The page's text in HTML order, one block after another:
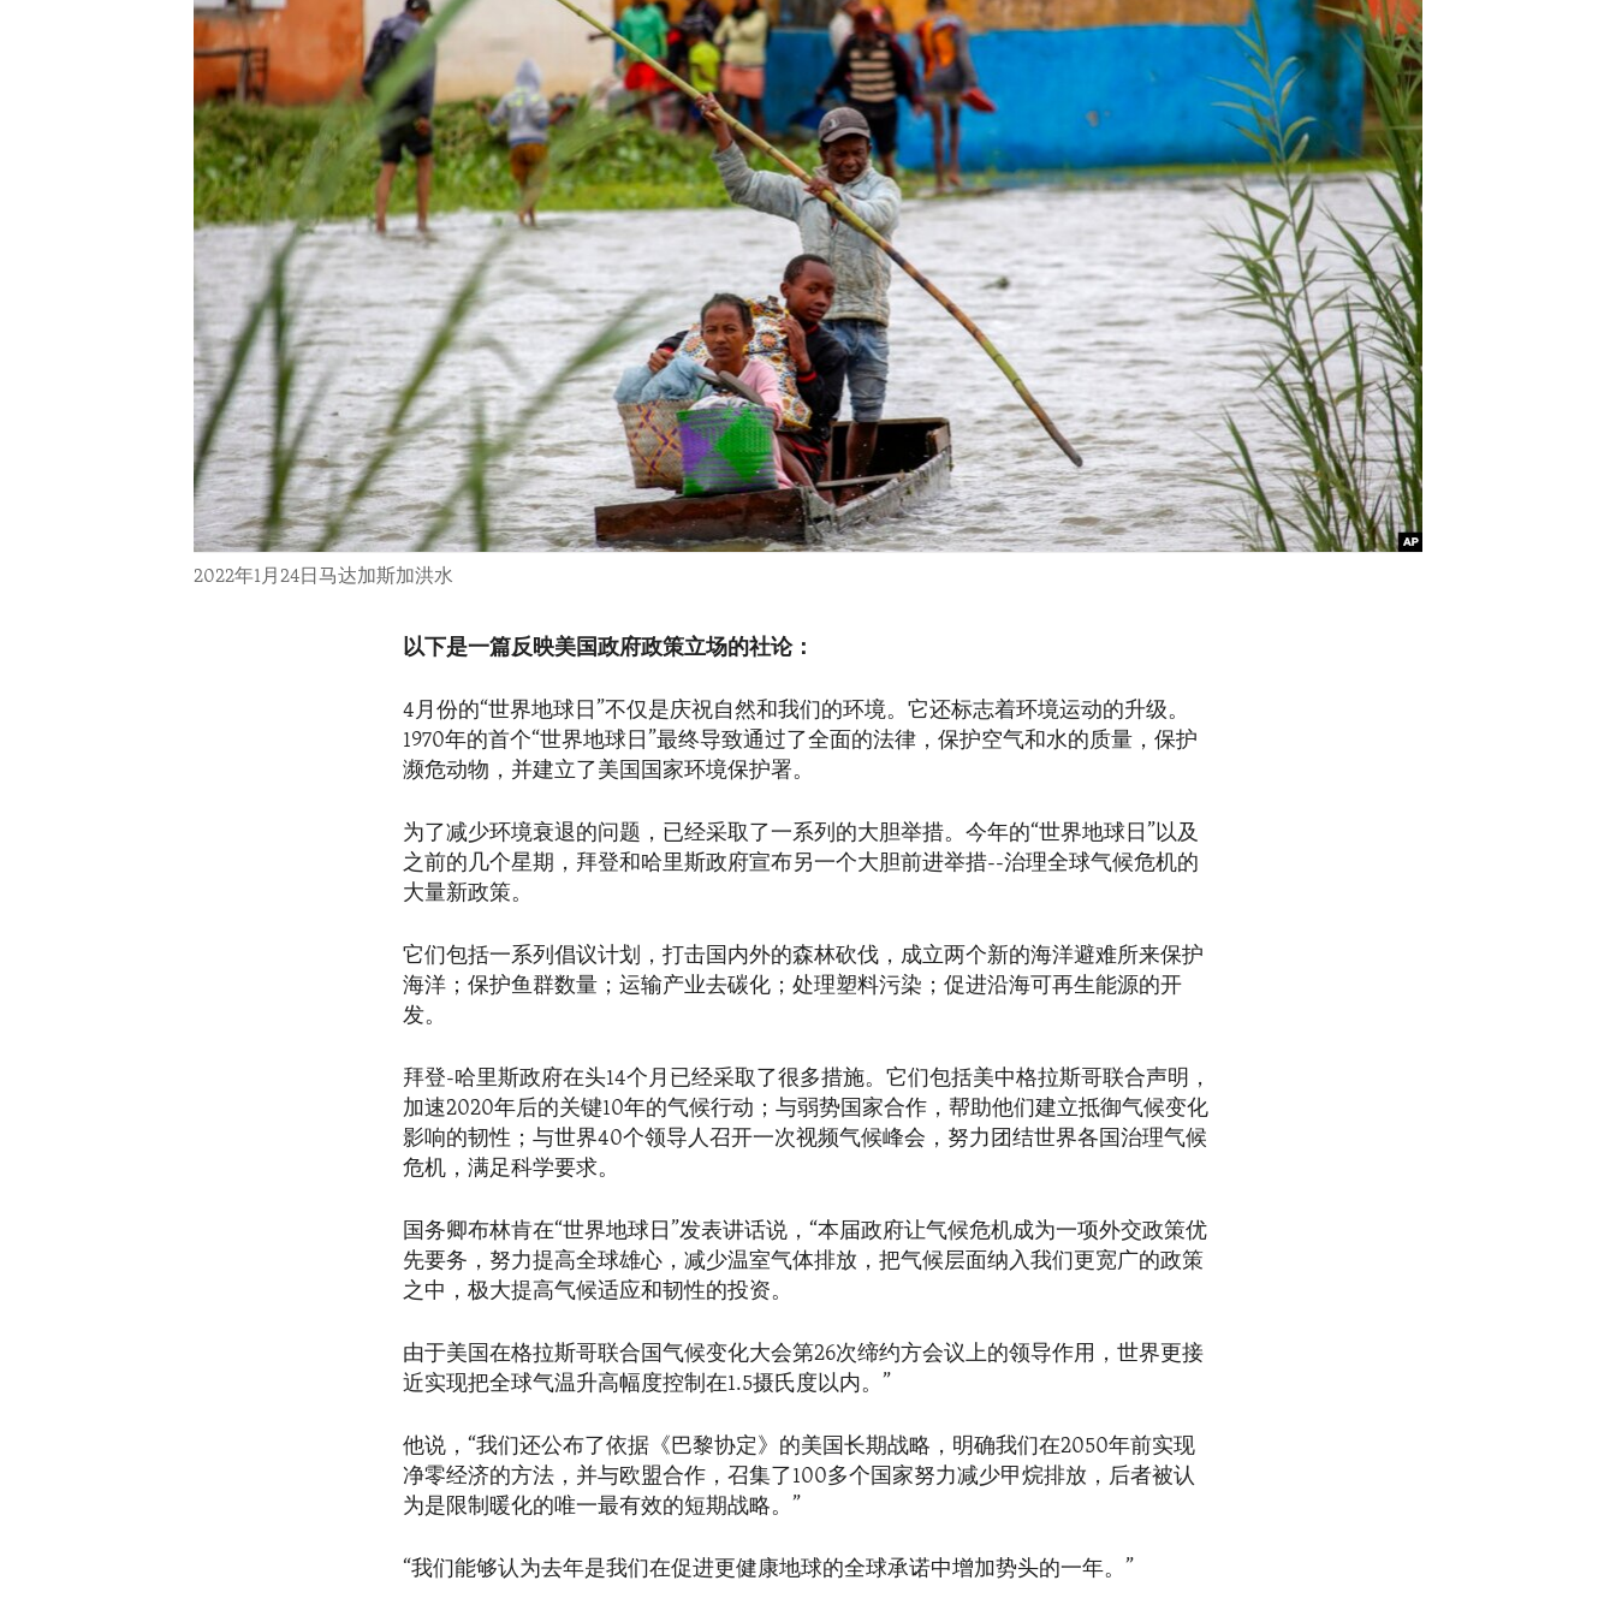
IDEALS AND INSTITUTIONS
2022年1月24日马达加斯加洪水
以下是一篇反映美国政府政策立场的社论：
4月份的“世界地球日”不仅是庆祝自然和我们的环境。它还标志着环境运动的升级。
1970年的首个“世界地球日”最终导致通过了全面的法律，保护空气和水的质量，保护
濒危动物，并建立了美国国家环境保护署。
为了减少环境衰退的问题，已经采取了一系列的大胆举措。今年的“世界地球日”以及
之前的几个星期，拜登和哈里斯政府宣布另一个大胆前进举措--治理全球气候危机的
大量新政策。
它们包括一系列倡议计划，打击国内外的森林砍伐，成立两个新的海洋避难所来保护
海洋；保护鱼群数量；运输产业去碳化；处理塑料污染；促进沿海可再生能源的开
发。
拜登-哈里斯政府在头14个月已经采取了很多措施。它们包括美中格拉斯哥联合声明，
加速2020年后的关键10年的气候行动；与弱势国家合作，帮助他们建立抵御气候变化
影响的韧性；与世界40个领导人召开一次视频气候峰会，努力团结世界各国治理气候
危机，满足科学要求。
国务卿布林肯在“世界地球日”发表讲话说，“本届政府让气候危机成为一项外交政策优
先要务，努力提高全球雄心，减少温室气体排放，把气候层面纳入我们更宽广的政策
之中，极大提高气候适应和韧性的投资。
由于美国在格拉斯哥联合国气候变化大会第26次缔约方会议上的领导作用，世界更接
近实现把全球气温升高幅度控制在1.5摄氏度以内。”
他说，“我们还公布了依据《巴黎协定》的美国长期战略，明确我们在2050年前实现
净零经济的方法，并与欧盟合作，召集了100多个国家努力减少甲烷排放，后者被认
为是限制暖化的唯一最有效的短期战略。”
“我们能够认为去年是我们在促进更健康地球的全球承诺中增加势头的一年。”